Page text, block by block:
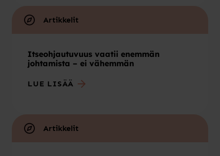
Artikkelit
Itseohjautuvuus vaatii enemmän
johtamista – ei vähemmän
LUE LISÄÄ
Artikkelit